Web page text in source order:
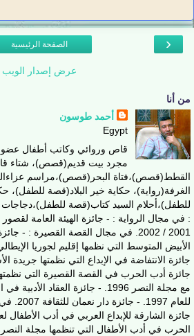
‹ الصفحة الرئيسية
عرض إصدار الويب
من أنا
أحمد طوسون
Egypt
قاص وروائي وكاتب أطفال
مجرد بيت قديم(قصص)، شتاء
القطط(قصص)،فتاة البحر(قصص)،مراسم
الغرفة(رواية)، حكاية خير البلاد(قصة
للطفل)،أحلام السيد كتاب(قصة
: في مجال الرواية : - جائزة الهيئة العامة لقصور
2001 / 2002. في مجال القصة القصيرة : -
جائزة أدب الحرب في القصة القصيرة التي نظمتها
مع مجلة النصر 1996. - جائزة العقاد
للعام
الحرب في أدب الأطفال التي تنظمها مجلة النصر